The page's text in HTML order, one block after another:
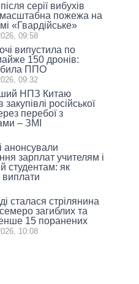
серії вибухів
масштабна пожежа на
«Гвардійське»
09:58
випустила по
150 дронів:
ППО
09:32
НПЗ Китаю
російської
перебої з
– ЗМІ
анонсували
зарплат учителям і
студентам: як
виплати
сталася стрілянина
загиблих та
15 поранених
10:08